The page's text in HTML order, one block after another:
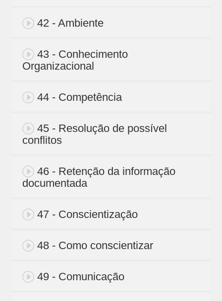
42 - Ambiente
43 - Conhecimento
Organizacional
44 - Competência
45 - Resolução de possível
conflitos
46 - Retenção da informação
documentada
47 - Conscientização
48 - Como conscientizar
49 - Comunicação